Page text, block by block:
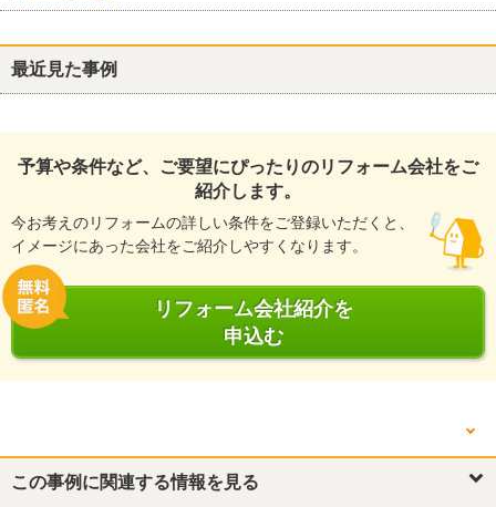
最近見た事例
予算や条件など、ご要望にぴったりのリフォーム会社をご
紹介します。
今お考えのリフォームの詳しい条件をご登録いただくと、
イメージにあった会社をご紹介しやすくなります。
リフォーム会社紹介を
申込む
他の箇所を見る
外壁
この事例に関連する情報を見る